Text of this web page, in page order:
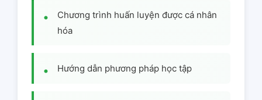
Chương trình huấn luyện được cá nhân
hóa
Hướng dẫn phương pháp học tập